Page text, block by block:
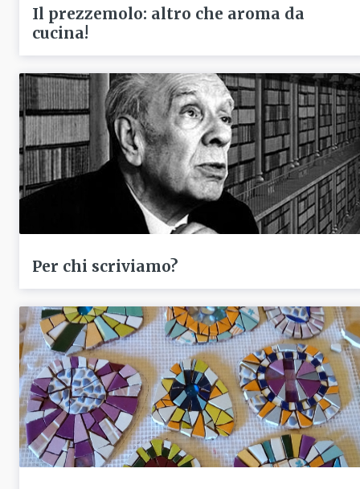
Il prezzemolo: altro che aroma da
cucina!
Per chi scriviamo?